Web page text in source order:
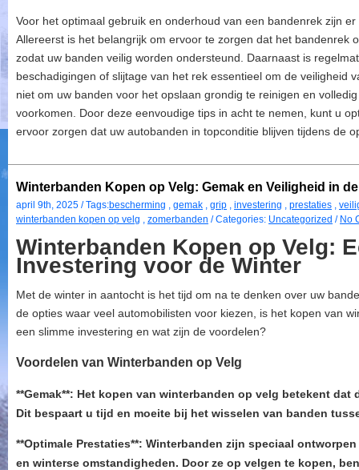
Voor het optimaal gebruik en onderhoud van een bandenrek zijn
Allereerst is het belangrijk om ervoor te zorgen dat het bandenrek
zodat uw banden veilig worden ondersteund. Daarnaast is
beschadigingen of slijtage van het rek essentieel om de veiligheid
niet om uw banden voor het opslaan grondig te reinigen en
voorkomen. Door deze eenvoudige tips in acht te nemen, kunt u
ervoor zorgen dat uw autobanden in topconditie blijven tijdens de
Winterbanden Kopen op Velg: Gemak en Veiligheid in
april 9th, 2025 / Tags:bescherming , gemak , grip , investering , prestaties ,
winterbanden kopen op velg , zomerbanden / Categories: Uncategorized / No
Winterbanden Kopen op Velg:
Investering voor de Winter
Met de winter in aantocht is het tijd om na te denken over uw
de opties waar veel automobilisten voor kiezen, is het kopen van
een slimme investering en wat zijn de voordelen?
Voordelen van Winterbanden op Velg
**Gemak**: Het kopen van winterbanden op velg betekent
Dit bespaart u tijd en moeite bij het wisselen van banden
**Optimale Prestaties**: Winterbanden zijn speciaal
en winterse omstandigheden. Door ze op velgen te kopen,